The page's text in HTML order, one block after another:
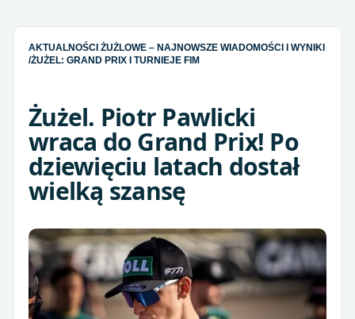
AKTUALNOŚCI ŻUŻLOWE – NAJNOWSZE WIADOMOŚCI I WYNIKI
/ŻUŻEL: GRAND PRIX I TURNIEJE FIM
Żużel. Piotr Pawlicki
wraca do Grand Prix! Po
dziewięciu latach dostał
wielką szansę